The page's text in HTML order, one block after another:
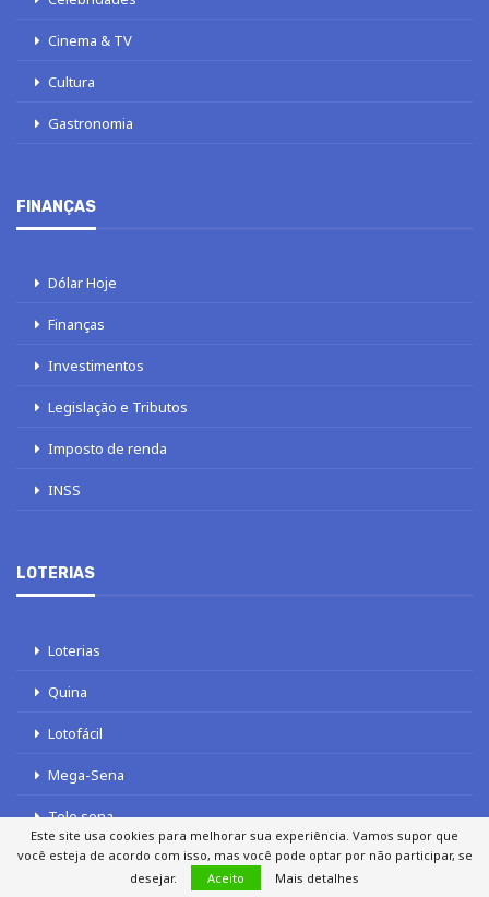
Cinema & TV
Cultura
Gastronomia
FINANÇAS
Dólar Hoje
Finanças
Investimentos
Legislação e Tributos
Imposto de renda
INSS
LOTERIAS
Loterias
Quina
Lotofácil
Mega-Sena
Tele sena
Este site usa cookies para melhorar sua experiência. Vamos supor que
você esteja de acordo com isso, mas você pode optar por não participar, se
desejar.
Aceito Mais detalhes